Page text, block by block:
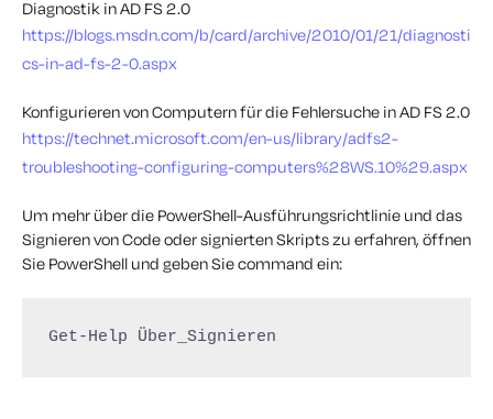
Diagnostik in AD FS 2.0
https://blogs.msdn.com/b/card/archive/2010/01/21/diagnosti
cs-in-ad-fs-2-0.aspx
Konfigurieren von Computern für die Fehlersuche in AD FS 2.0
https://technet.microsoft.com/en-us/library/adfs2-
troubleshooting-configuring-computers%28WS.10%29.aspx
Um mehr über die PowerShell-Ausführungsrichtlinie und das
Signieren von Code oder signierten Skripts zu erfahren, öffnen
Sie PowerShell und geben Sie command ein:
Get-Help Über_Signieren